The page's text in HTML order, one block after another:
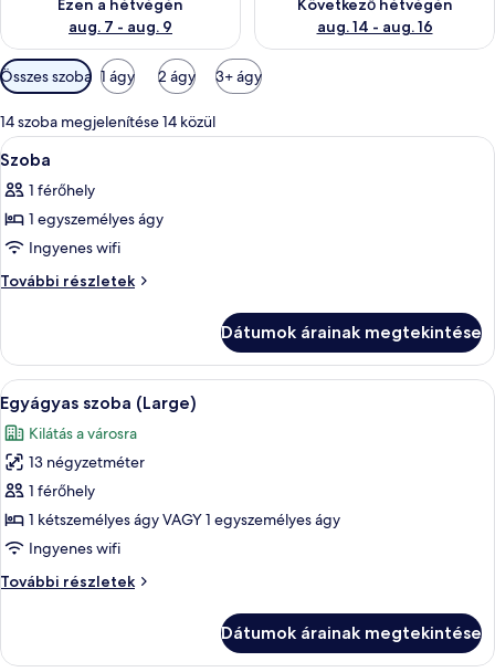
Ezen a hétvégén
aug. 7 - aug. 9
Következő hétvégén
aug. 14 - aug. 16
Szobákhoz
rendelkezésre
álló
szűrők
Összes szoba 1 ágy 2 ágy 3+ ágy
14 szoba megjelenítése 14 közül
A
következő
szoba
összes
képének
megtekintése:
Egy szállodai szoba, amelyben
6
Szoba
1 férőhely
1 egyszemélyes ágy
Ingyenes wifi
További részletek
Szoba
Dátumok árainak megtekintése
A
következő
szoba
összes
képének
megtekintése:
Egyágyas
(Large)
Egy reggelizőasztal, rajta pirítós,
5
Egyágyas szoba (Large)
Kilátás a városra
13 négyzetméter
1 férőhely
1 kétszemélyes ágy VAGY 1 egyszemélyes ágy
Ingyenes wifi
További részletek
Egyágyas
részletei
Dátumok árainak megtekintése